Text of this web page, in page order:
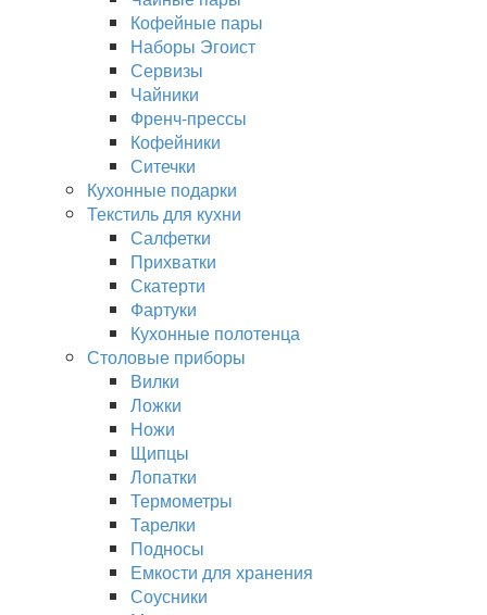
Кофейные пары
Наборы Эгоист
Сервизы
Чайники
Френч-прессы
Кофейники
Ситечки
Кухонные подарки
Текстиль для кухни
Салфетки
Прихватки
Скатерти
Фартуки
Кухонные полотенца
Столовые приборы
Вилки
Ложки
Ножи
Щипцы
Лопатки
Термометры
Тарелки
Подносы
Емкости для хранения
Соусники